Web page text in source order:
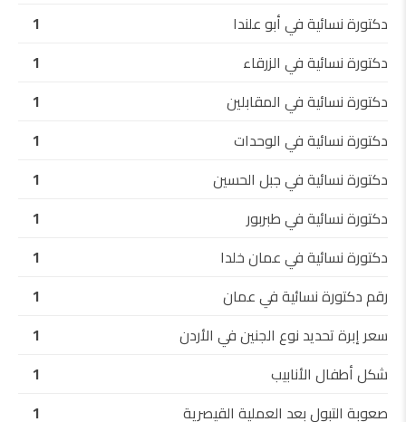
دكتورة نسائية في أبو علندا
1
دكتورة نسائية في الزرقاء
1
دكتورة نسائية في المقابلين
1
دكتورة نسائية في الوحدات
1
دكتورة نسائية في جبل الحسين
1
دكتورة نسائية في طبربور
1
دكتورة نسائية في عمان خلدا
1
رقم دكتورة نسائية في عمان
1
سعر إبرة تحديد نوع الجنين في الأردن
1
شكل أطفال الأنابيب
1
صعوبة التبول بعد العملية القيصرية
1